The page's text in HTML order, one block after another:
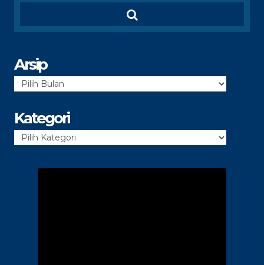
Arsip
Arsip
Kategori
Kategori